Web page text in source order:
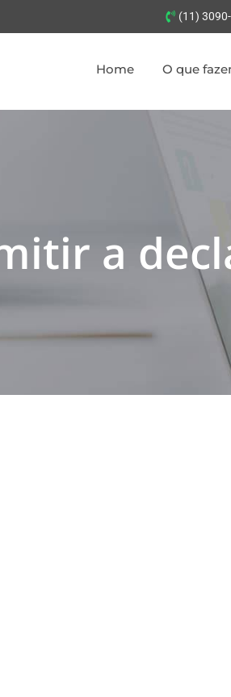
(11)
Home O que
a